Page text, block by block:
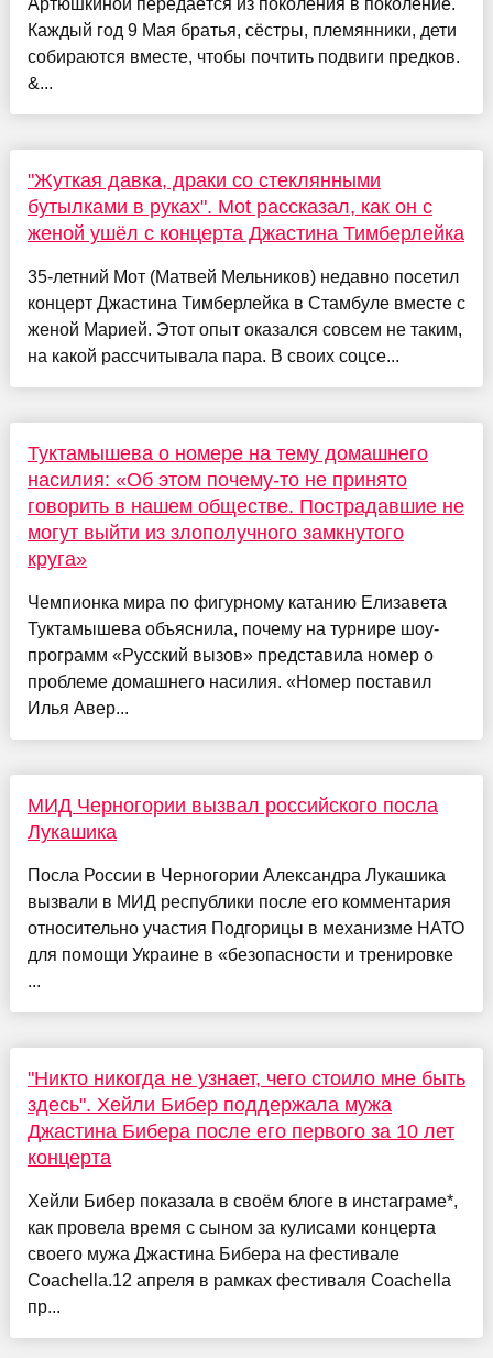
Каждый год 9 Мая братья, сёстры, племянники, дети
собираются вместе, чтобы почтить подвиги предков.
&...
"Жуткая давка, драки со стеклянными
бутылками в руках". Mot рассказал, как он с
женой ушёл с концерта Джастина Тимберлейка
35-летний Мот (Матвей Мельников) недавно посетил
концерт Джастина Тимберлейка в Стамбуле вместе с
женой Марией. Этот опыт оказался совсем не таким,
на какой рассчитывала пара. В своих соцсе...
Туктамышева о номере на тему домашнего
насилия: «Об этом почему-то не принято
говорить в нашем обществе. Пострадавшие не
могут выйти из злополучного замкнутого
круга»
Чемпионка мира по фигурному катанию Елизавета
Туктамышева объяснила, почему на турнире шоу-
программ «Русский вызов» представила номер о
проблеме домашнего насилия. «Номер поставил
Илья Авер...
МИД Черногории вызвал российского посла
Лукашика
Посла России в Черногории Александра Лукашика
вызвали в МИД республики после его комментария
относительно участия Подгорицы в механизме НАТО
для помощи Украине в «безопасности и тренировке
...
"Никто никогда не узнает, чего стоило мне быть
здесь". Хейли Бибер поддержала мужа
Джастина Бибера после его первого за 10 лет
концерта
Хейли Бибер показала в своём блоге в инстаграме*,
как провела время с сыном за кулисами концерта
своего мужа Джастина Бибера на фестивале
Coachella.12 апреля в рамках фестиваля Coachella
пр...